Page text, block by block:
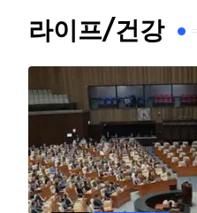
라이프/건강